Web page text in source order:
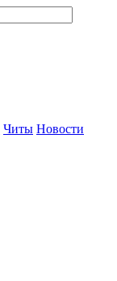
Читы Новости